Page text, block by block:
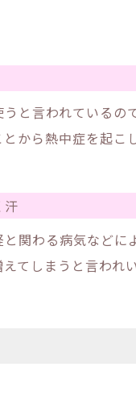
と言われている
から熱中症を起こ
汗
関わる病気など
てしまうと言われい